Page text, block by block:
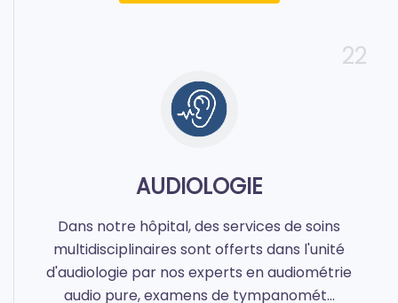
22
AUDIOLOGIE
Dans notre hôpital, des services de soins
multidisciplinaires sont offerts dans l'unité
d'audiologie par nos experts en audiométrie
audio pure, examens de tympanomét...